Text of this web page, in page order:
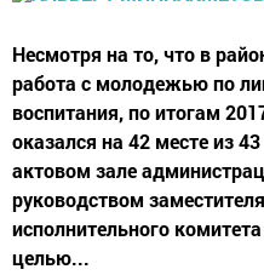
Несмотря на то, что в
работа с молодежью по
воспитания, по итогам
оказался на 42 месте из
актовом зале
руководством
исполнительного
целью...